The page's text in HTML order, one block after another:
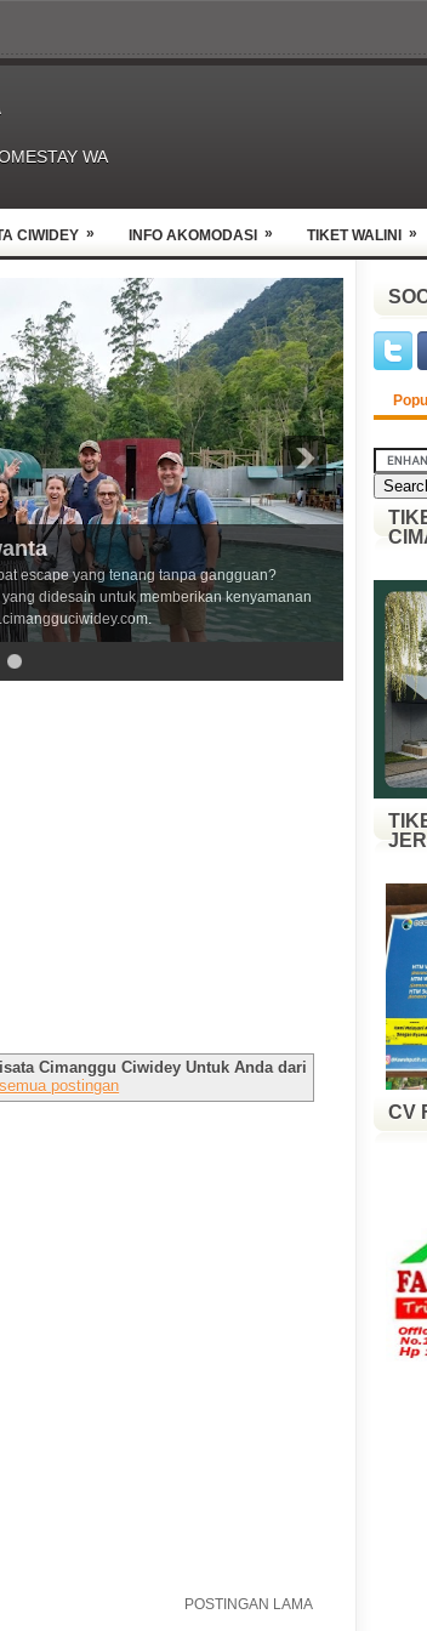
WA
CIWIDEY » INFO AKOMODASI » TIKET WALINI »
escape yang tenang tanpa gangguan?
didesain untuk memberikan kenyamanan
Cimanggu Ciwidey Untuk Anda dari
postingan
POSTINGAN LAMA
CV